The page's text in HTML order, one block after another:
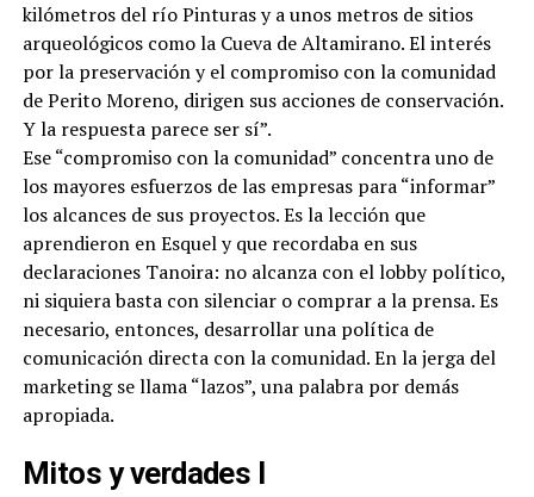
kilómetros del río Pinturas y a unos metros de sitios
arqueológicos como la Cueva de Altamirano. El interés
por la preservación y el compromiso con la comunidad
de Perito Moreno, dirigen sus acciones de conservación.
Y la respuesta parece ser sí”.
Ese “compromiso con la comunidad” concentra uno de
los mayores esfuerzos de las empresas para “informar”
los alcances de sus proyectos. Es la lección que
aprendieron en Esquel y que recordaba en sus
declaraciones Tanoira: no alcanza con el lobby político,
ni siquiera basta con silenciar o comprar a la prensa. Es
necesario, entonces, desarrollar una política de
comunicación directa con la comunidad. En la jerga del
marketing se llama “lazos”, una palabra por demás
apropiada.
Mitos y verdades I